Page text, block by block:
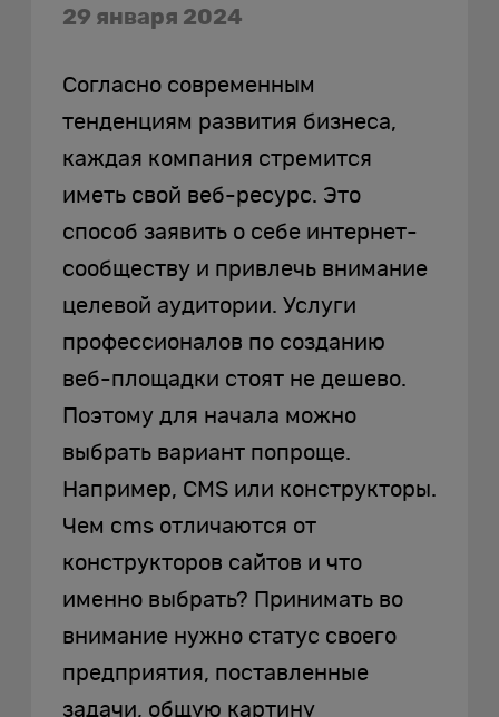
29 января 2024
Согласно современным
тенденциям развития бизнеса,
каждая компания стремится
иметь свой веб-ресурс. Это
способ заявить о себе интернет-
сообществу и привлечь внимание
целевой аудитории. Услуги
профессионалов по созданию
веб-площадки стоят не дешево.
Поэтому для начала можно
выбрать вариант попроще.
Например, CMS или конструкторы.
Чем cms отличаются от
конструкторов сайтов и что
именно выбрать? Принимать во
внимание нужно статус своего
предприятия, поставленные
задачи, общую картину